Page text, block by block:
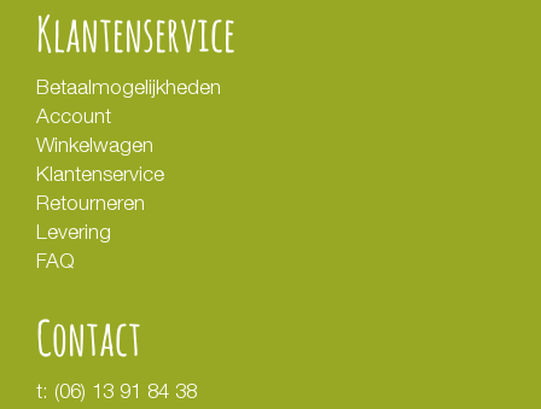
Klantenservice
Betaalmogelijkheden
Account
Winkelwagen
Klantenservice
Retourneren
Levering
FAQ
Contact
t: (06) 13 91 84 38